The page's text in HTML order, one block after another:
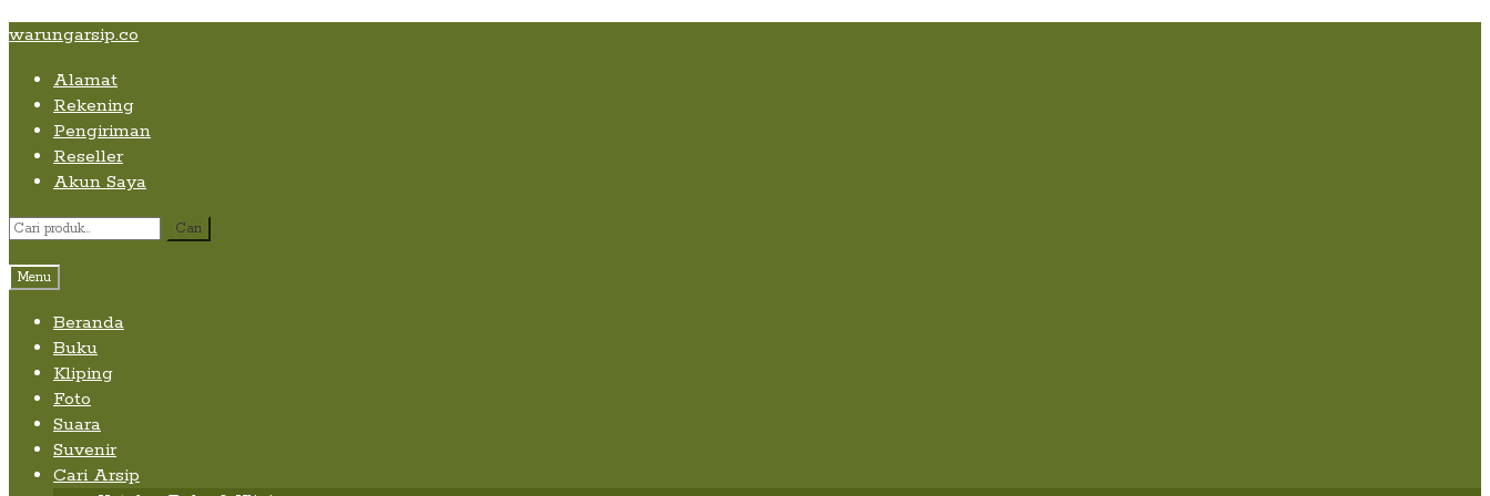
Skip
content
Skip
navigation
Skip
content
warungarsip.co
Alamat
Rekening
Pengiriman
Reseller
Akun Saya
Pencarian
Cari
Menu
Beranda
Buku
Kliping
Foto
Suara
Suvenir
Cari Arsip